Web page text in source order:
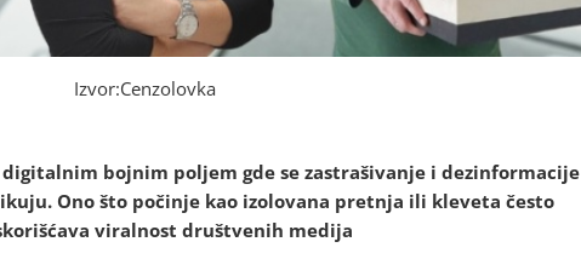
Izvor:Cenzolovka
digitalnim bojnim poljem gde se zastrašivanje i dezinformacije
Ono što počinje kao izolovana pretnja ili kleveta često
viralnost društvenih medija